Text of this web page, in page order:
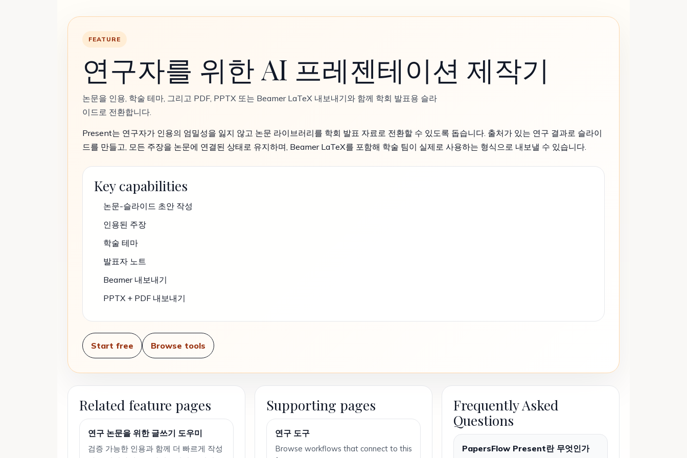
FEATURE
연구자를 위한 AI 프레젠테이션 제작기
논문을 인용, 학술 테마, 그리고 PDF, PPTX 또는 Beamer LaTeX 내보내기와 함께 학회 발표용 슬라
이드로 전환합니다.
Present는 연구자가 인용의 엄밀성을 잃지 않고 논문 라이브러리를 학회 발표 자료로 전환할 수 있도록 돕습니다. 출처가 있는 연구 결과로 슬라이
드를 만들고, 모든 주장을 논문에 연결된 상태로 유지하며, Beamer LaTeX를 포함해 학술 팀이 실제로 사용하는 형식으로 내보낼 수 있습니다.
Key capabilities
논문-슬라이드 초안 작성
인용된 주장
학술 테마
발표자 노트
Beamer 내보내기
PPTX + PDF 내보내기
Start free Browse tools
Related feature pages
연구 논문을 위한 글쓰기 도우미
검증 가능한 인용과 함께 더 빠르게 작성
Supporting pages
연구 도구
Browse workflows that connect to this
Frequently Asked
Questions
PapersFlow Present란 무엇인가